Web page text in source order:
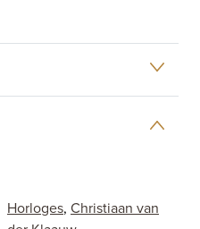
Horloges, Christiaan van